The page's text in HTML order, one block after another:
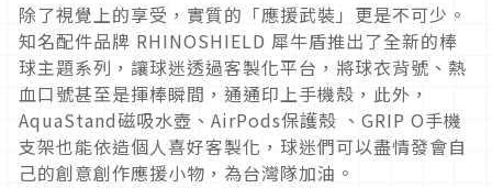
除了視覺上的享受，實質的「應援武裝」更是不可少。
知名配件品牌 RHINOSHIELD 犀牛盾推出了全新的棒
球主題系列，讓球迷透過客製化平台，將球衣背號、熱
血口號甚至是揮棒瞬間，通通印上手機殼，此外，
AquaStand磁吸水壺、AirPods保護殼 、GRIP O手機
支架也能依造個人喜好客製化，球迷們可以盡情發會自
己的創意創作應援小物，為台灣隊加油。